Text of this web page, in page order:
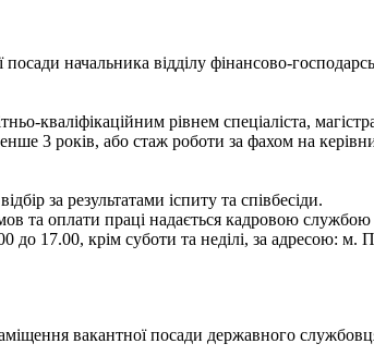
начальника відділу фінансово-
кваліфікаційним рівнем спеціаліста,
3 років, або стаж роботи за фахом на
за результатами іспиту та співбесіди.
та оплати праці надається кадровою службою
17.00, крім суботи та неділі, за адресою: м.
вакантної посади державного